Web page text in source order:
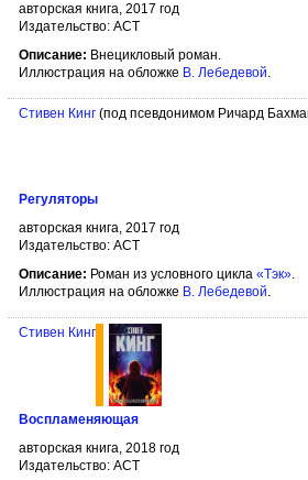
авторская книга, 2017 год
Издательство: АСТ
Описание: Внецикловый роман.
Иллюстрация на обложке В. Лебедевой.
Стивен Кинг (под псевдонимом Ричард
Регуляторы
авторская книга, 2017 год
Издательство: АСТ
Описание: Роман из условного цикла «Тэк».
Иллюстрация на обложке В. Лебедевой.
Стивен Кинг
Воспламеняющая
авторская книга, 2018 год
Издательство: АСТ